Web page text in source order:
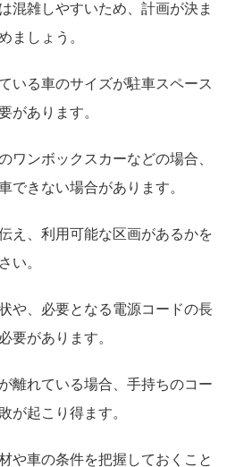
混雑しやすいため、計画が決ま
ましょう。
いる車のサイズが駐車スペース
があります。
ワンボックスカーなどの場合、
できない場合があります。
え、利用可能な区画があるかを
い。
や、必要となる電源コードの長
要があります。
離れている場合、手持ちのコー
が起こり得ます。
や車の条件を把握しておくこと